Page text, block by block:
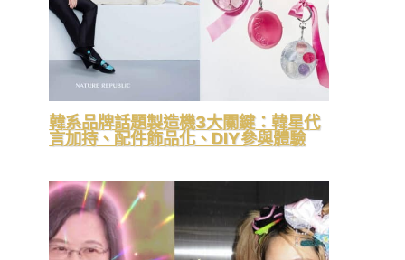
韓系品牌話題製造機3大關鍵：韓星代
言加持、配件飾品化、DIY參與體驗